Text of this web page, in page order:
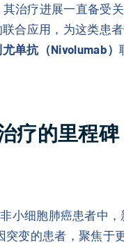
治疗进展一直备受
合应用，为这类
单抗（Nivolumab）
疗的里程碑
小细胞肺癌患者
突变的患者，聚焦于